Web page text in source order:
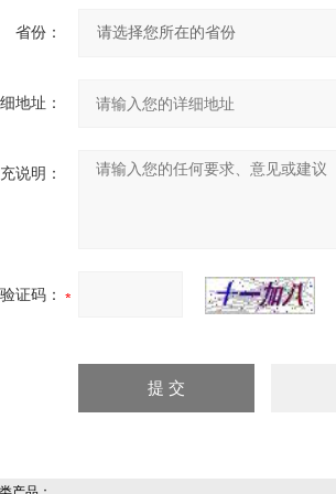
省份：
地址：
说明：
验证码：